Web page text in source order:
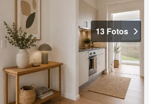
13 Fotos